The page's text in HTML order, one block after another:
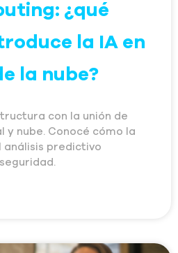
¿qué
la IA en
la nube?
con la unión de
nube. Conocé cómo la
predictivo